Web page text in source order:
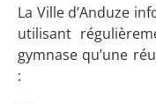
La Ville d’Anduze
utilisant
gymnase qu’une
: